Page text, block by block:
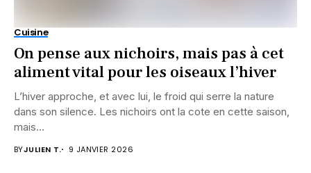
Cuisine
On pense aux nichoirs, mais pas à cet
aliment vital pour les oiseaux l’hiver
L’hiver approche, et avec lui, le froid qui serre la nature
dans son silence. Les nichoirs ont la cote en cette saison,
mais...
BYJULIEN T. 9 JANVIER 2026